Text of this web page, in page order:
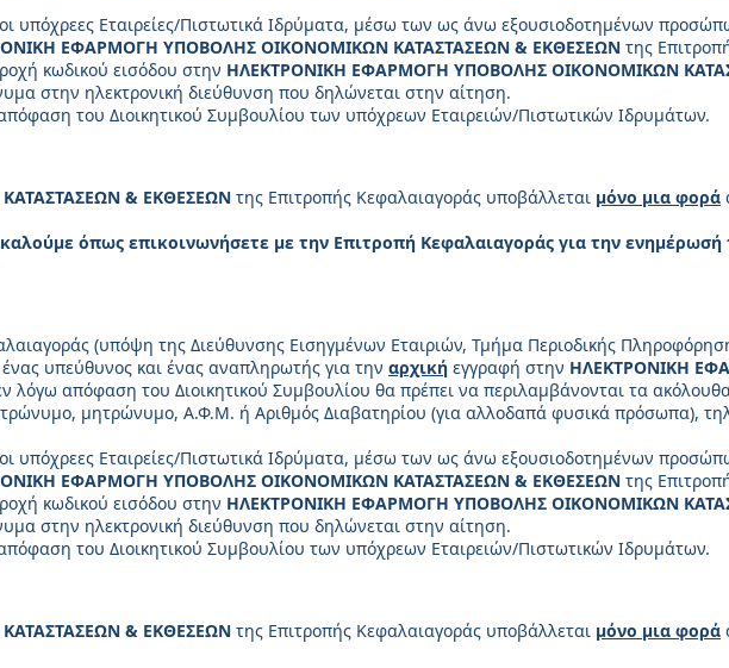
υπόχρεες Εταιρείες/Πιστωτικά Ιδρύματα, μέσω των ως άνω εξουσιοδοτημένων
ΕΦΑΡΜΟΓΗ ΥΠΟΒΟΛΗΣ ΟΙΚΟΝΟΜΙΚΩΝ ΚΑΤΑΣΤΑΣΕΩΝ & ΕΚΘΕΣΕΩΝ της
κωδικού εισόδου στην ΗΛΕΚΤΡΟΝΙΚΗ ΕΦΑΡΜΟΓΗ ΥΠΟΒΟΛΗΣ ΟΙΚΟΝΟΜΙΚΩΝ
στην ηλεκτρονική διεύθυνση που δηλώνεται στην αίτηση.
του Διοικητικού Συμβουλίου των υπόχρεων Εταιρειών/Πιστωτικών Ιδρυμάτων.
& ΕΚΘΕΣΕΩΝ της Επιτροπής Κεφαλαιαγοράς υποβάλλεται μόνο μια φορά
όπως επικοινωνήσετε με την Επιτροπή Κεφαλαιαγοράς για την ενημέρωσή
(υπόψη της Διεύθυνσης Εισηγμένων Εταιριών, Τμήμα Περιοδικής
υπεύθυνος και ένας αναπληρωτής για την αρχική εγγραφή στην ΗΛΕΚΤΡΟΝΙΚΗ
λόγω απόφαση του Διοικητικού Συμβουλίου θα πρέπει να περιλαμβάνονται τα
μητρώνυμο, Α.Φ.Μ. ή Αριθμός Διαβατηρίου (για αλλοδαπά φυσικά πρόσωπα),
υπόχρεες Εταιρείες/Πιστωτικά Ιδρύματα, μέσω των ως άνω εξουσιοδοτημένων
ΕΦΑΡΜΟΓΗ ΥΠΟΒΟΛΗΣ ΟΙΚΟΝΟΜΙΚΩΝ ΚΑΤΑΣΤΑΣΕΩΝ & ΕΚΘΕΣΕΩΝ της
κωδικού εισόδου στην ΗΛΕΚΤΡΟΝΙΚΗ ΕΦΑΡΜΟΓΗ ΥΠΟΒΟΛΗΣ ΟΙΚΟΝΟΜΙΚΩΝ
στην ηλεκτρονική διεύθυνση που δηλώνεται στην αίτηση.
του Διοικητικού Συμβουλίου των υπόχρεων Εταιρειών/Πιστωτικών Ιδρυμάτων.
& ΕΚΘΕΣΕΩΝ της Επιτροπής Κεφαλαιαγοράς υποβάλλεται μόνο μια φορά